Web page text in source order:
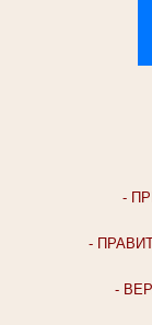
-
-
-